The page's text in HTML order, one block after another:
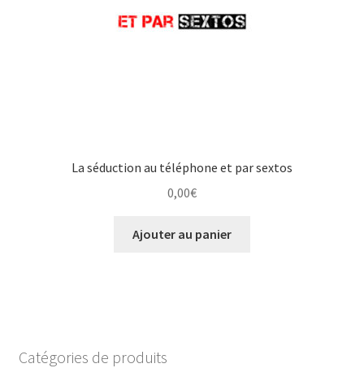
La séduction au téléphone et par sextos
0,00€
Ajouter au panier
Catégories de produits